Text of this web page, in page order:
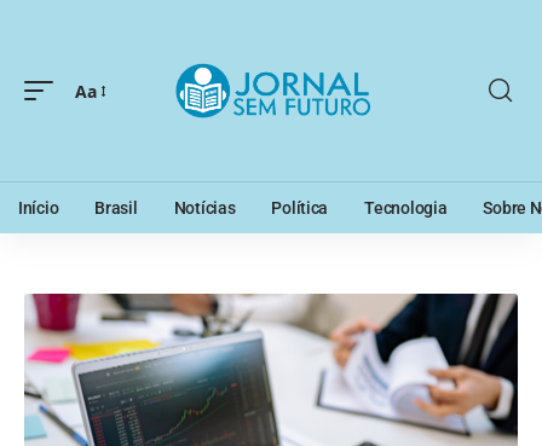
Aa
Início Brasil Notícias Política Tecnologia Sobre